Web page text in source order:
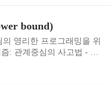
단 모든 점수는 100이하
counter 배열codeA[] - 정
C[k] = ..
bound)
영리한 프로그래밍을 위
: 관계중심의 사고법 - 문
6. 정렬의 하한(lower boun
sortinsertion sortquick sort